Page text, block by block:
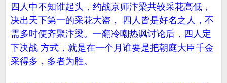
四人中不知谁起头，约战京师汴梁共较采花高低，
决出天下第一的采花大盗， 四人皆是好名之人，不
需多时便齐聚汴梁。一翻冷嘲热讽讨论后，四人定
下决战 方式，就是在一个月谁要是把朝庭大臣千金
采得多，多者为胜。